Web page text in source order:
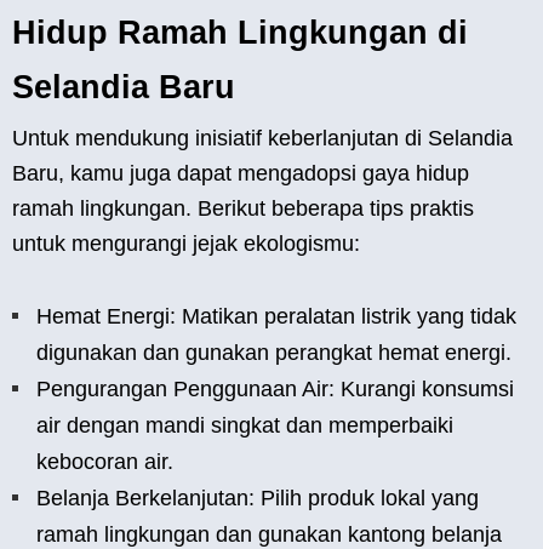
Hidup Ramah Lingkungan di
Selandia Baru
Untuk mendukung inisiatif keberlanjutan di Selandia
Baru, kamu juga dapat mengadopsi gaya hidup
ramah lingkungan. Berikut beberapa tips praktis
untuk mengurangi jejak ekologismu:
Hemat Energi: Matikan peralatan listrik yang tidak
digunakan dan gunakan perangkat hemat energi.
Pengurangan Penggunaan Air: Kurangi konsumsi
air dengan mandi singkat dan memperbaiki
kebocoran air.
Belanja Berkelanjutan: Pilih produk lokal yang
ramah lingkungan dan gunakan kantong belanja